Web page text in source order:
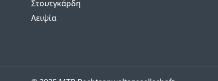
Στουτγκάρδη
Λειψία